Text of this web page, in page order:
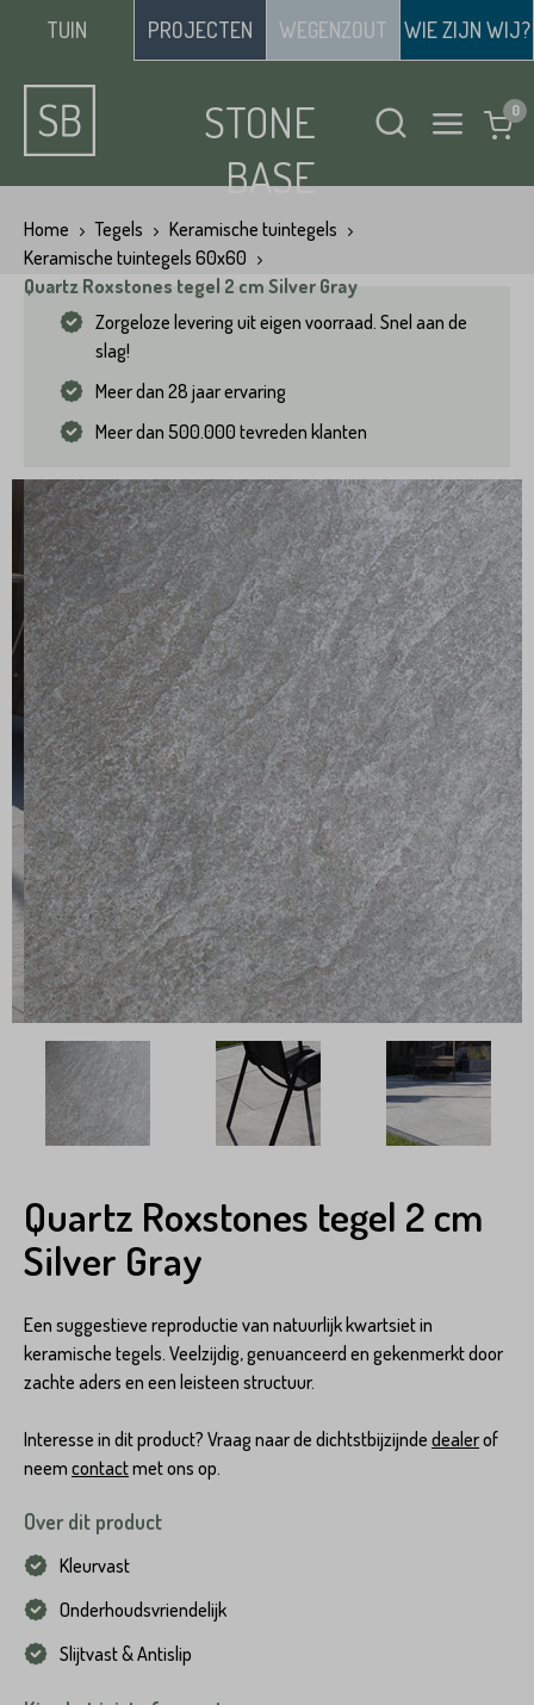
TUIN PROJECTEN WEGENZOUT WIE ZIJN WIJ?
STONE
BASE
Home Tegels
Keramische tuintegels
Keramische tuintegels 60x60
Quartz Roxstones tegel 2 cm Silver Gray
Zorgeloze levering uit eigen voorraad. Snel aan de
slag!
Meer dan 28 jaar ervaring
Meer dan 500.000 tevreden klanten
Quartz Roxstones tegel 2 cm
Silver Gray
Een suggestieve reproductie van natuurlijk kwartsiet in
keramische tegels. Veelzijdig, genuanceerd en gekenmerkt door
zachte aders en een leisteen structuur.
Interesse in dit product? Vraag naar de dichtstbijzijnde dealerof
neem contactmet ons op.
Over dit product
Kleurvast
Onderhoudsvriendelijk
Slijtvast & Antislip